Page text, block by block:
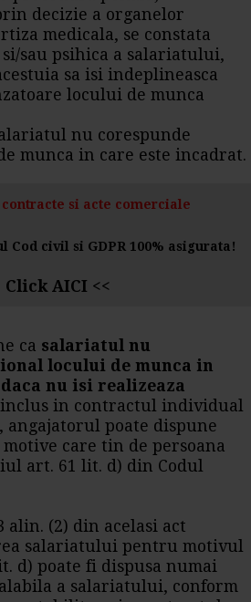
decizie a organelor
medicala, se constata
sau psihica a salariatului,
sa isi indeplineasca
locului de munca
nu corespunde
munca in care este incadrat.
contracte si acte comerciale
Cod civil si GDPR 100% asigurata!
Click AICI <<
ca salariatul nu
locului de munca in
nu isi realizeaza
in contractul individual
angajatorul poate dispune
care tin de persoana
art. 61 lit. d) din Codul
alin. (2) din acelasi act
salariatului pentru motivul
d) poate fi dispusa numai
a salariatului, conform